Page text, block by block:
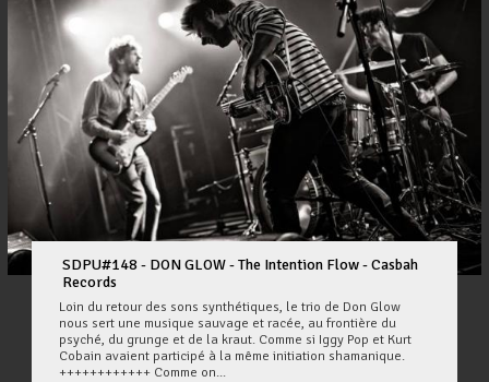
SDPU#148 - DON GLOW - The Intention Flow - Casbah
Records
Loin du retour des sons synthétiques, le trio de Don Glow
nous sert une musique sauvage et racée, au frontière du
psyché, du grunge et de la kraut. Comme si Iggy Pop et Kurt
Cobain avaient participé à la même initiation shamanique.
++++++++++++ Comme on...